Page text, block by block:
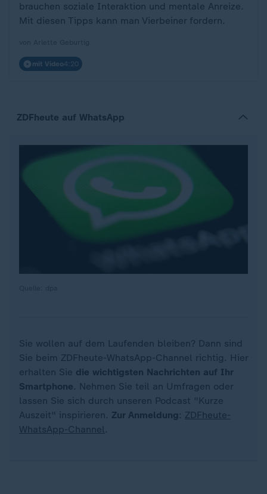
brauchen soziale Interaktion und mentale Anreize.
Mit diesen Tipps kann man Vierbeiner fordern.
mit Video4:20
ZDFheute auf WhatsApp
Sie wollen auf dem Laufenden bleiben? Dann sind
Sie beim ZDFheute-WhatsApp-Channel richtig. Hier
erhalten Sie die wichtigsten Nachrichten auf Ihr
Smartphone. Nehmen Sie teil an Umfragen oder
lassen Sie sich durch unseren Podcast "Kurze
Auszeit" inspirieren. Zur Anmeldung : ZDFheute-
WhatsApp-Channel.